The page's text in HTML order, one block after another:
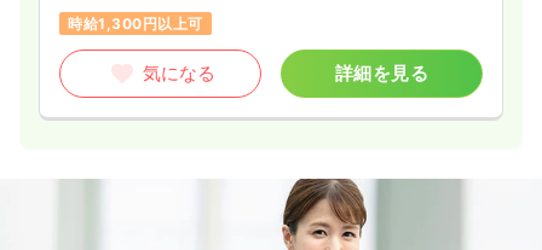
時給1,300円以上可
気になる 詳細を見る